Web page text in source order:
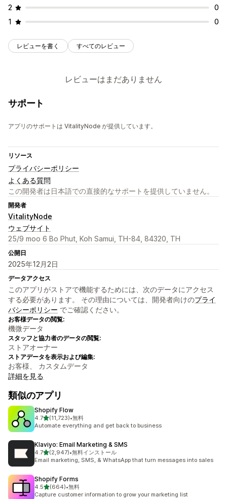
2
0
1
0
レビューを書く すべてのレビュー
レビューはまだありません
サポート
アプリのサポートは VitalityNode が提供しています。
リソース
プライバシーポリシー
よくある質問
この開発者は日本語での直接的なサポートを提供していません。
開発者
VitalityNode
ウェブサイト
25/9 moo 6 Bo Phut, Koh Samui, TH-84, 84320, TH
公開日
2025年12月2日
データアクセス
このアプリがストアで機能するためには、次のデータにアクセス
する必要があります。 その理由については、開発者向けのプライ
バシーポリシー でご確認ください。
お客様データの閲覧:
機微データ
スタッフと協力者のデータの閲覧:
ストアオーナー
ストアデータを表示および編集:
お客様、 カスタムデータ
詳細を見る
類似のアプリ
Shopify Flow
4.75つ星中
(11,723)
合計レビュー数：11723件
•無料
Automate everything and get back to business
Klaviyo: Email Marketing & SMS
4.75つ星中
(2,947)
合計レビュー数：2947件
•無料インストール
Email marketing, SMS, & WhatsApp that turn messages into sales
Shopify Forms
4.55つ星中
(664)
合計レビュー数：664件
•無料
Capture customer information to grow your marketing list